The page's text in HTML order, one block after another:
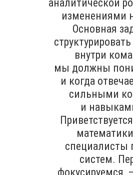
аналитической
изменениями
Основная
внутри
мы должны
и когда
сильными
и
специалисты
систем.
фокусируемся,